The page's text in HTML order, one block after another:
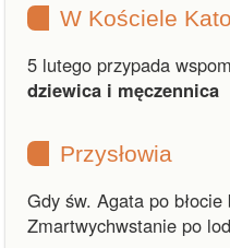
W Kościele
5 lutego przypada
dziewica i męczennica
Przysłowia
Gdy św. Agata po błocie
Zmartwychwstanie po